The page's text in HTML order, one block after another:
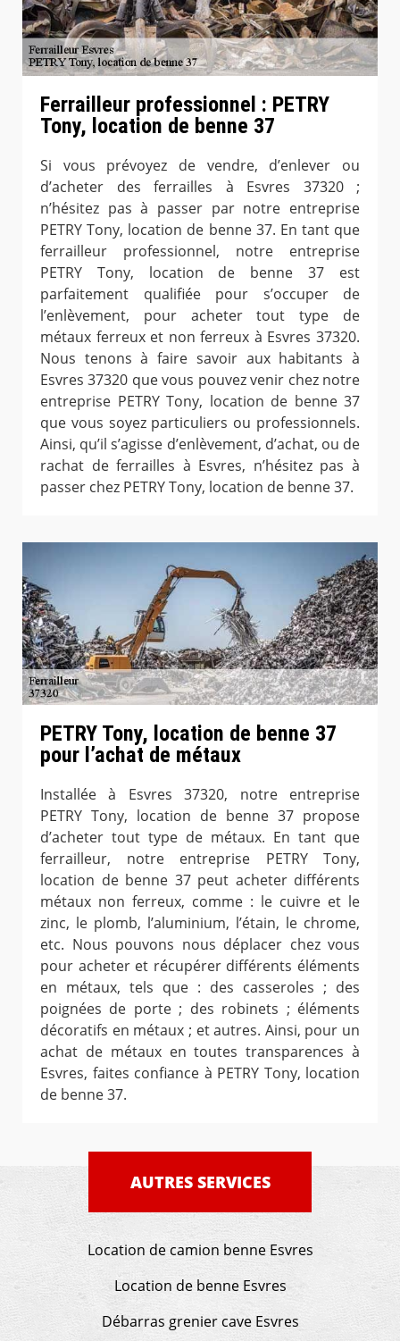
Ferrailleur professionnel : PETRY
Tony, location de benne 37
Si vous prévoyez de vendre, d’enlever ou
d’acheter des ferrailles à Esvres 37320 ;
n’hésitez pas à passer par notre entreprise
PETRY Tony, location de benne 37. En tant que
ferrailleur professionnel, notre entreprise
PETRY Tony, location de benne 37 est
parfaitement qualifiée pour s’occuper de
l’enlèvement, pour acheter tout type de
métaux ferreux et non ferreux à Esvres 37320.
Nous tenons à faire savoir aux habitants à
Esvres 37320 que vous pouvez venir chez notre
entreprise PETRY Tony, location de benne 37
que vous soyez particuliers ou professionnels.
Ainsi, qu’il s’agisse d’enlèvement, d’achat, ou de
rachat de ferrailles à Esvres, n’hésitez pas à
passer chez PETRY Tony, location de benne 37.
PETRY Tony, location de benne 37
pour l’achat de métaux
Installée à Esvres 37320, notre entreprise
PETRY Tony, location de benne 37 propose
d’acheter tout type de métaux. En tant que
ferrailleur, notre entreprise PETRY Tony,
location de benne 37 peut acheter différents
métaux non ferreux, comme : le cuivre et le
zinc, le plomb, l’aluminium, l’étain, le chrome,
etc. Nous pouvons nous déplacer chez vous
pour acheter et récupérer différents éléments
en métaux, tels que : des casseroles ; des
poignées de porte ; des robinets ; éléments
décoratifs en métaux ; et autres. Ainsi, pour un
achat de métaux en toutes transparences à
Esvres, faites confiance à PETRY Tony, location
de benne 37.
AUTRES SERVICES
Location de camion benne Esvres
Location de benne Esvres
Débarras grenier cave Esvres